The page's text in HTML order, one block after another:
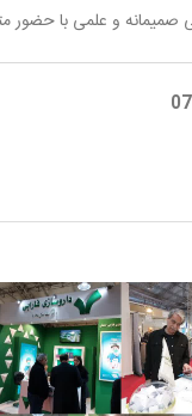
صمیمانه و علمی با